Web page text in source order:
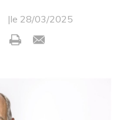
|le 28/03/2025